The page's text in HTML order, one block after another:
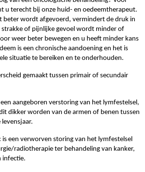
u terecht bij onze huid- en oedeemtherapeut.
beter wordt afgevoerd, vermindert de druk in
strakke of pijnlijke gevoel wordt minder of
weer beter bewegen en u heeft minder kans
is een chronische aandoening en het is
situatie te bereiken en te onderhouden.
gemaakt tussen primair of secundair
aangeboren verstoring van het lymfestelsel,
dikker worden van de armen of benen tussen
een verworven storing van het lymfestelsel
radiotherapie ter behandeling van kanker,
infectie.